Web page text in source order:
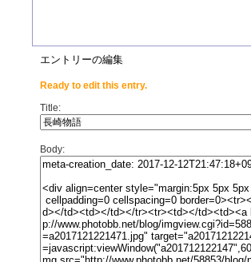
エントリーの編集
Ready to edit this entry.
Title:
Body: